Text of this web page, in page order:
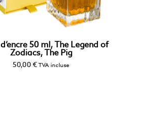
50 ml, The Legend of
Zodiacs, The Pig
50,00 € TVA incluse